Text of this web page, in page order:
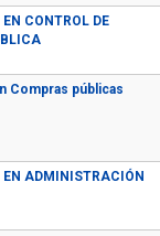
CONTROL DE
Compras públicas
EN ADMINISTRACIÓN